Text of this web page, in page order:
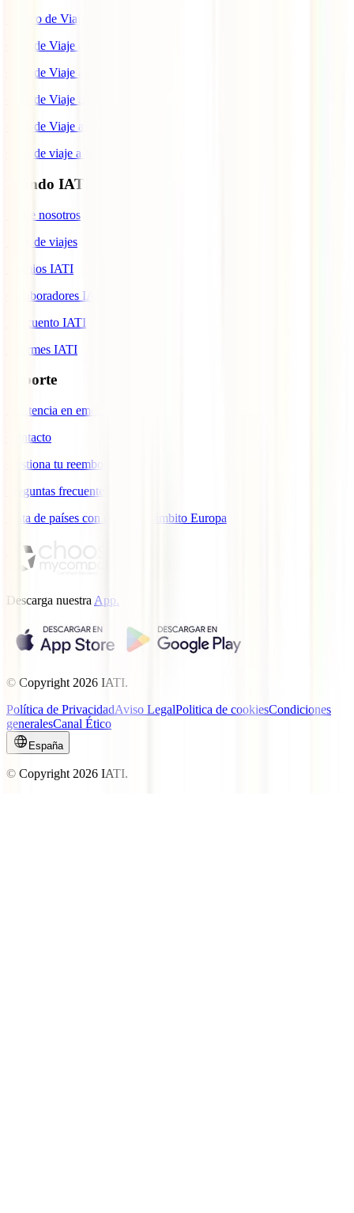
Seguro de Viaje a Colombia
Guía de Viaje a Estados Unidos
Guía de Viaje a México
Guía de Viaje a Marruecos
Guía de Viaje a Cuba
Guía de viaje a Indonesia
Mundo IATI
Sobre nosotros
Blog de viajes
Premios IATI
Colaboradores IATI
Descuento IATI
Informes IATI
Soporte
Asistencia en emergencias
Contacto
Gestiona tu reembolso
Preguntas frecuentes
Lista de países con cobertura ámbito Europa
Descarga nuestra App.
© Copyright 2026 IATI.
Política de PrivacidadAviso LegalPolitica de cookiesCondiciones
generalesCanal Ético
España
© Copyright 2026 IATI.